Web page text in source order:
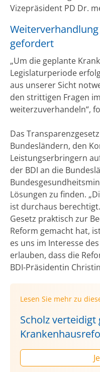
Vizepräsident PD Dr.
gefordert
„Um die geplante
Legislaturperiode
aus unserer Sicht
den strittigen Fragen
weiterzuverhandeln“,
Das
Bundesländern, den
Leistungserbringern
der BDI an die
Lösungen zu finden.
ist durchaus
Gesetz praktisch zur
Reform gemacht hat,
es uns im Interesse
erlauben, dass die
BDI-Präsidentin
Lesen Sie mehr zu
Scholz verteidigt